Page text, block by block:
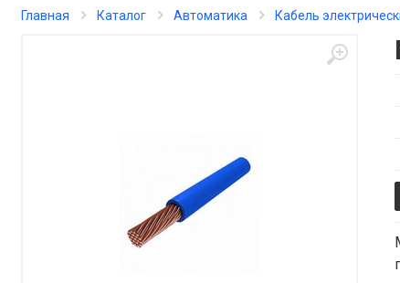
Кондиционирование
Главная Каталог Автоматика Кабель